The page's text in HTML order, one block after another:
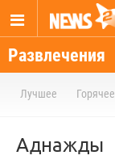
Развлечения
Лучшее Горячее
Аднажды